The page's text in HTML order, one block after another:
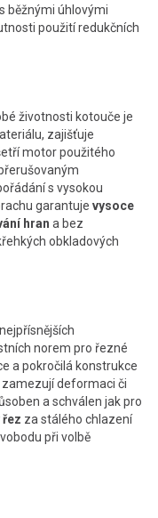
běžnými úhlovými
použití redukčních
životnosti kotouče je
zajišťuje
motor použitého
s vysokou
garantuje vysoce
hran a bez
obkladových
norem pro řezné
a pokročilá konstrukce
deformaci či
a schválen jak pro
za stálého chlazení
při volbě